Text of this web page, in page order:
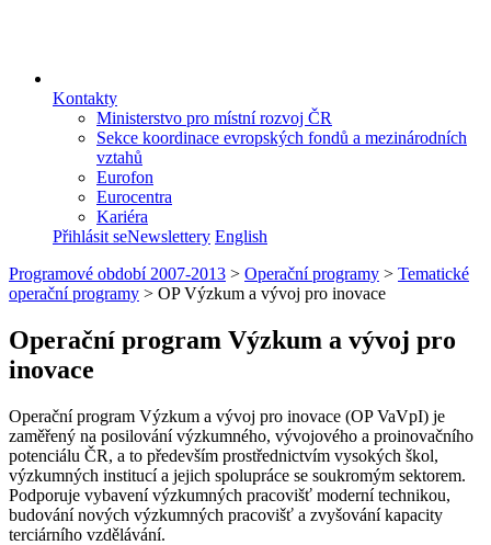
Kontakty
Ministerstvo pro místní rozvoj ČR
Sekce koordinace evropských fondů a mezinárodních
vztahů
Eurofon
Eurocentra
Kariéra
Přihlásit seNewslettery English
Programové období 2007-2013 > Operační programy > Tematické
operační programy > OP Výzkum a vývoj pro inovace
Operační program Výzkum a vývoj pro
inovace
Operační program Výzkum a vývoj pro inovace (OP VaVpI) je
zaměřený na posilování výzkumného, vývojového a proinovačního
potenciálu ČR, a to především prostřednictvím vysokých škol,
výzkumných institucí a jejich spolupráce se soukromým sektorem.
Podporuje vybavení výzkumných pracovišť moderní technikou,
budování nových výzkumných pracovišť a zvyšování kapacity
terciárního vzdělávání.